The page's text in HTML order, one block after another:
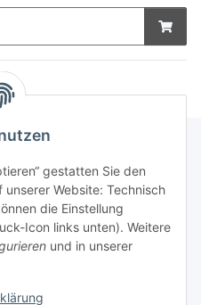
gestatten Sie den
Website: Technisch
die Einstellung
Icon links unten). Weitere
und in unserer